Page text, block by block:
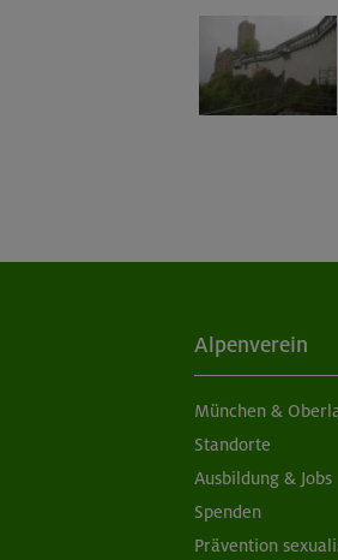
Alpenverein
München &
Standorte
Ausbildung & Jobs
Spenden
Prävention